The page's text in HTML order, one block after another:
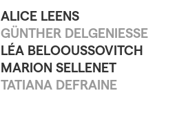
ALICE LEENS
GÜNTHER DELGENIESSE
LÉA BELOOUSSOVITCH
MARION SELLENET
TATIANA DEFRAINE